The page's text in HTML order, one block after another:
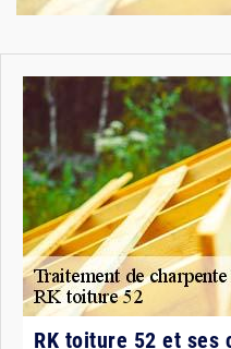
RK toiture 52 et ses